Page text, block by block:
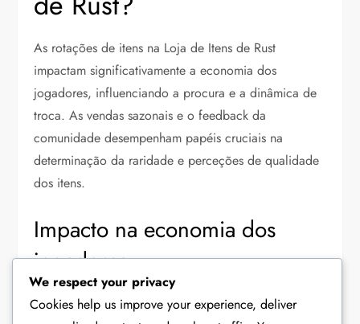
As rotações de itens na Loja de Itens de Rust
impactam significativamente a economia dos
jogadores, influenciando a procura e a dinâmica de
troca. As vendas sazonais e o feedback da
comunidade desempenham papéis cruciais na
determinação da raridade e perceções de qualidade
dos itens.
Impacto na economia dos
jogadores
As rotações de itens da Loja de Itens de Rust afetam
We respect your privacy
Cookies help us improve your experience, deliver